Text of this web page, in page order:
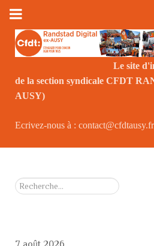
Le site
de la section syndicale CFDT
AUSY)
Le
Ecrivez-nous à : contact@cfdtausy.fr
Rechercher
7 août 2026